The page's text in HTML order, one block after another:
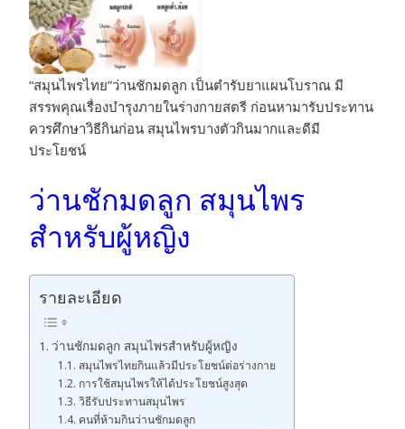
“สมุนไพรไทย”ว่านชักมดลูก เป็นตำรับยาแผนโบราณ มี
สรรพคุณเรื่องบำรุงภายในร่างกายสตรี ก่อนหามารับประทาน
ควรศึกษาวิธีกินก่อน สมุนไพรบางตัวกินมากและดีมี
ประโยชน์
ว่านชักมดลูก สมุนไพร
สำหรับผู้หญิง
รายละเอียด
ว่านชักมดลูก สมุนไพรสำหรับผู้หญิง
สมุนไพรไทยกินแล้วมีประโยชน์ต่อร่างกาย
การใช้สมุนไพรให้ได้ประโยชน์สูงสุด
วิธีรับประทานสมุนไพร
คนที่ห้ามกินว่านชักมดลูก